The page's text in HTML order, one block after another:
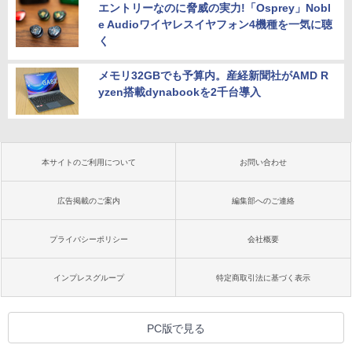
エントリーなのに脅威の実力!「Osprey」Nobl
e Audioワイヤレスイヤフォン4機種を一気に聴
く
メモリ32GBでも予算内。産経新聞社がAMD R
yzen搭載dynabookを2千台導入
本サイトのご利用について お問い合わせ
広告掲載のご案内 編集部へのご連絡
プライバシーポリシー 会社概要
インプレスグループ 特定商取引法に基づく表示
PC版で見る